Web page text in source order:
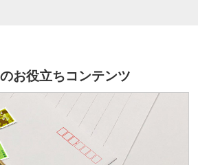
お役立ちコンテンツ